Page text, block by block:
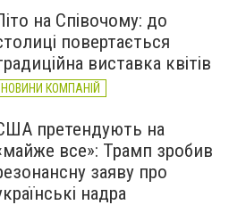
на Співочому: до
повертається
виставка квітів
НОВИНИ КОМПАНІЙ
претендують на
все»: Трамп зробив
заяву про
надра